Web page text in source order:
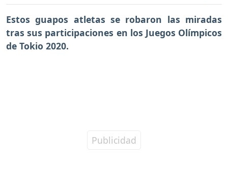
Estos guapos atletas se robaron las miradas
tras sus participaciones en los Juegos Olímpicos
de Tokio 2020.